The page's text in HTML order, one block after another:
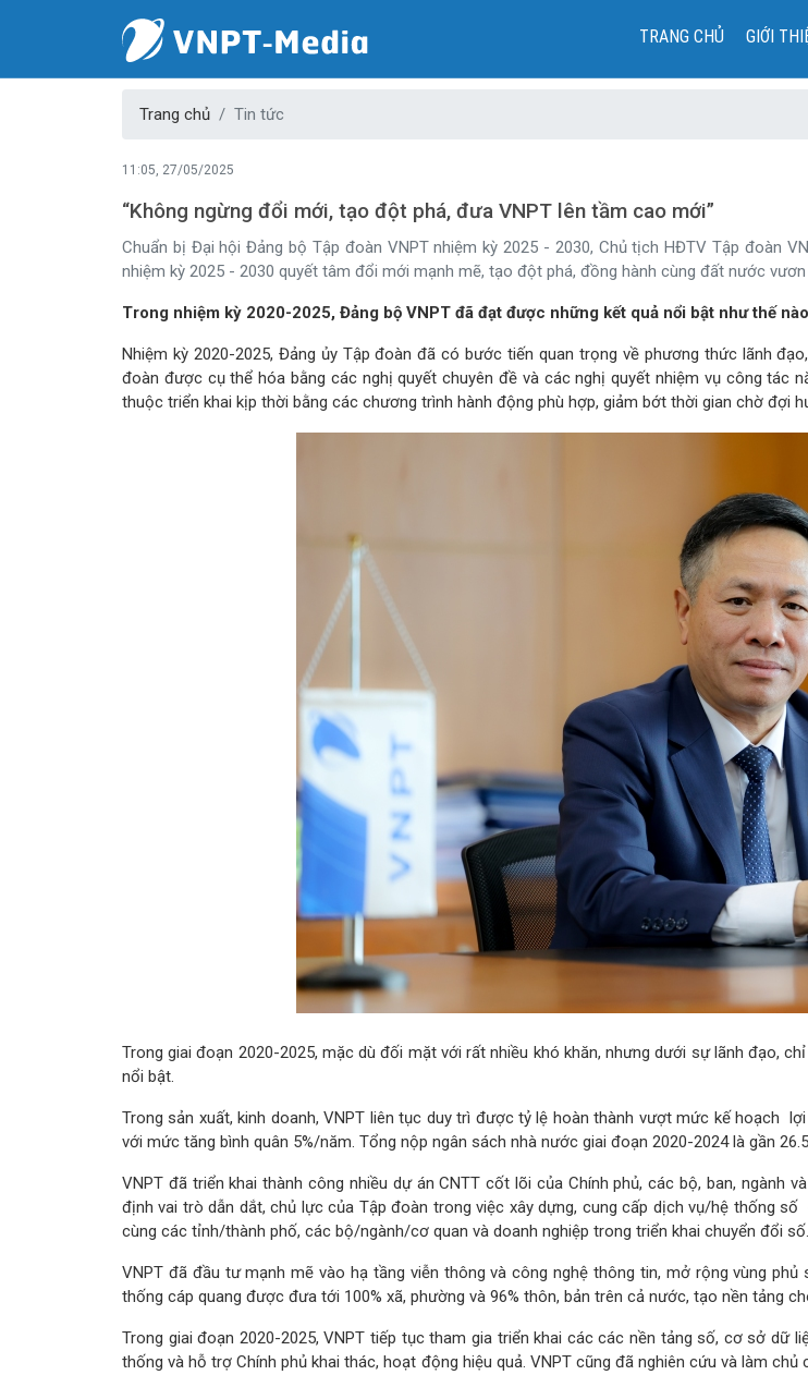
TRANG CHỦ(CURRENT)
GIỚI
Trang chủ Tin tức
11:05, 27/05/2025
“Không ngừng đổi mới, tạo đột phá, đưa VNPT lên tầm cao mới”
Chuẩn bị Đại hội Đảng bộ Tập đoàn VNPT nhiệm kỳ 2025 - 2030, Chủ tịch HĐTV Tập đoàn
nhiệm kỳ 2025 - 2030 quyết tâm đổi mới mạnh mẽ, tạo đột phá, đồng hành cùng đất nước vươn
Trong nhiệm kỳ 2020-2025, Đảng bộ VNPT đã đạt được những kết quả nổi bật như thế
Nhiệm kỳ 2020-2025, Đảng ủy Tập đoàn đã có bước tiến quan trọng về phương thức lãnh
đoàn được cụ thể hóa bằng các nghị quyết chuyên đề và các nghị quyết nhiệm vụ công
thuộc triển khai kịp thời bằng các chương trình hành động phù hợp, giảm bớt thời gian chờ đợi
Trong giai đoạn 2020-2025, mặc dù đối mặt với rất nhiều khó khăn, nhưng dưới sự lãnh đạo,
nổi bật.
Trong sản xuất, kinh doanh, VNPT liên tục duy trì được tỷ lệ hoàn thành vượt mức kế hoạch
với mức tăng bình quân 5%/năm. Tổng nộp ngân sách nhà nước giai đoạn 2020-2024 là gần
VNPT đã triển khai thành công nhiều dự án CNTT cốt lõi của Chính phủ, các bộ, ban, ngành
định vai trò dẫn dắt, chủ lực của Tập đoàn trong việc xây dựng, cung cấp dịch vụ/hệ thống
cùng các tỉnh/thành phố, các bộ/ngành/cơ quan và doanh nghiệp trong triển khai chuyển đổi số.
VNPT đã đầu tư mạnh mẽ vào hạ tầng viễn thông và công nghệ thông tin, mở rộng vùng
thống cáp quang được đưa tới 100% xã, phường và 96% thôn, bản trên cả nước, tạo nền tảng
Trong giai đoạn 2020-2025, VNPT tiếp tục tham gia triển khai các các nền tảng số, cơ sở dữ
thống và hỗ trợ Chính phủ khai thác, hoạt động hiệu quả. VNPT cũng đã nghiên cứu và làm